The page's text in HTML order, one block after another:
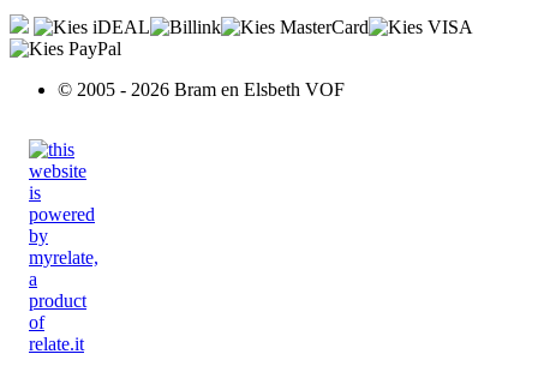
© 2005 - 2026 Bram en Elsbeth VOF